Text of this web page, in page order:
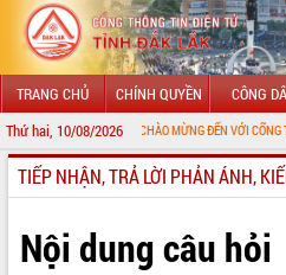
TRANG CHỦ CHÍNH QUYỀN CÔNG
Thứ hai, 10/08/2026CHÀO MỪNG ĐẾN VỚI CỔNG THÔNG
GIỚI THIỆU
TIN TỨC SỰ KIỆN
TIẾP NHẬN, TRẢ LỜI PHẢN ÁNH,
Nội dung câu hỏi